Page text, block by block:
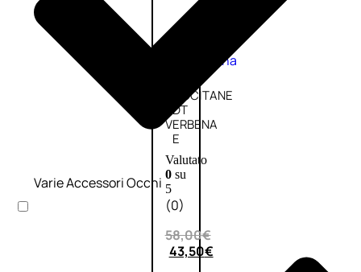
Donna
L’OCCITANE
EDT
VERBENA
E
Valutato
0su
5
(0)
58,00€
43,50€
Varie Accessori Occhi